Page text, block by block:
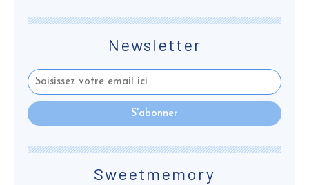
Newsletter
Sweetmemory